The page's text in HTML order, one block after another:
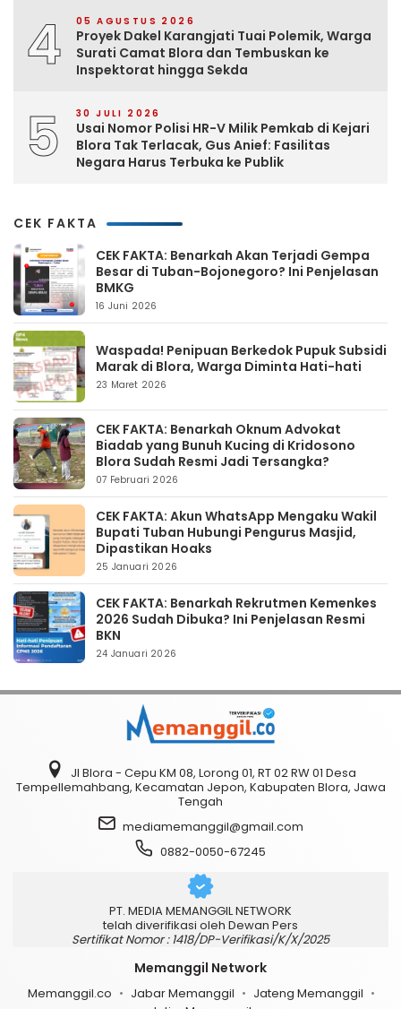
4 05 AGUSTUS 2026
Proyek Dakel Karangjati Tuai Polemik, Warga
Surati Camat Blora dan Tembuskan ke
Inspektorat hingga Sekda
5 30 JULI 2026
Usai Nomor Polisi HR-V Milik Pemkab di Kejari
Blora Tak Terlacak, Gus Anief: Fasilitas
Negara Harus Terbuka ke Publik
CEK FAKTA
CEK FAKTA: Benarkah Akan Terjadi Gempa
Besar di Tuban-Bojonegoro? Ini Penjelasan
BMKG
16 Juni 2026
Waspada! Penipuan Berkedok Pupuk Subsidi
Marak di Blora, Warga Diminta Hati-hati
23 Maret 2026
CEK FAKTA: Benarkah Oknum Advokat
Biadab yang Bunuh Kucing di Kridosono
Blora Sudah Resmi Jadi Tersangka?
07 Februari 2026
CEK FAKTA: Akun WhatsApp Mengaku Wakil
Bupati Tuban Hubungi Pengurus Masjid,
Dipastikan Hoaks
25 Januari 2026
CEK FAKTA: Benarkah Rekrutmen Kemenkes
2026 Sudah Dibuka? Ini Penjelasan Resmi
BKN
24 Januari 2026
Jl Blora - Cepu KM 08, Lorong 01, RT 02 RW 01 Desa
Tempellemahbang, Kecamatan Jepon, Kabupaten Blora, Jawa
Tengah
mediamemanggil@gmail.com
0882-0050-67245
PT. MEDIA MEMANGGIL NETWORK
telah diverifikasi oleh Dewan Pers
Sertifikat Nomor : 1418/DP-Verifikasi/K/X/2025
Memanggil Network
Memanggil.co Jabar Memanggil
Jateng Memanggil